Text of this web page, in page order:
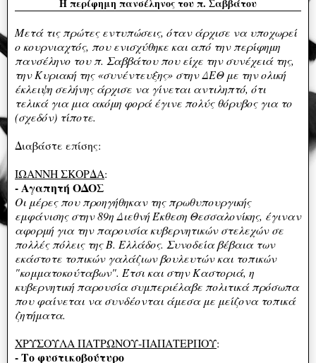
Η περίφημη πανσέληνος του π. Σαββάτου
Μετά τις πρώτες εντυπώσεις, όταν άρχισε να υποχωρεί
ο κουρνιαχτός, που ενισχύθηκε και από την περίφημη
πανσέληνο του π. Σαββάτου που είχε την συνέχειά της,
την Κυριακή της «συνέντευξης» στην ΔΕΘ με την ολική
έκλειψη σελήνης άρχισε να γίνεται αντιληπτό, ότι
τελικά για μια ακόμη φορά έγινε πολύς θόρυβος για το
(σχεδόν) τίποτε.
Διαβάστε επίσης:
ΙΩΑΝΝΗ ΣΚΟΡΔΑ:
- Αγαπητή ΟΔΟΣ
Oι μέρες που προηγήθηκαν της πρωθυπουργικής
εμφάνισης στην 89η Διεθνή Έκθεση Θεσσαλονίκης, έγιναν
αφορμή για την παρουσία κυβερνητικών στελεχών σε
πολλές πόλεις της Β. Ελλάδος. Συνοδεία βέβαια των
εκάστοτε τοπικών γαλάζιων βουλευτών και τοπικών
"κομματοκούταβων". Έτσι και στην Καστοριά, η
κυβερνητική παρουσία συμπεριέλαβε πολιτικά πρόσωπα
που φαίνεται να συνδέονται άμεσα με μείζονα τοπικά
ζητήματα.
ΧΡΥΣΟΥΛΑ ΠΑΤΡΩΝΟΥ-ΠΑΠΑΤΕΡΠΟΥ:
- Το φυστικοβούτυρο